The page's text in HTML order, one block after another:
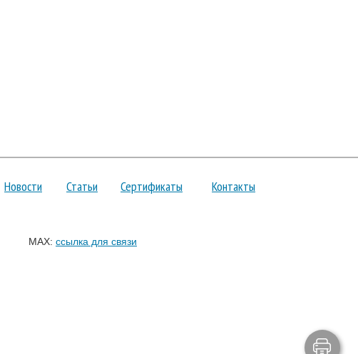
Новости Статьи Сертификаты Контакты
MAX: ссылка для связи